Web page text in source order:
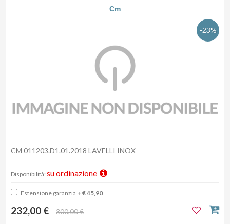
Cm
-23%
CM 011203.D1.01.2018 LAVELLI INOX
Disponibilità: su ordinazione
Estensione garanzia + € 45,90
232,00 € 300,00 €